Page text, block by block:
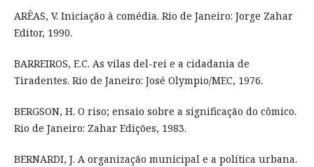
ARÊAS, V. Iniciação à comédia. Rio de Janeiro: Jorge Zahar
Editor, 1990.
BARREIROS, E.C. As vilas del-rei e a cidadania de
Tiradentes. Rio de Janeiro: José Olympio/MEC, 1976.
BERGSON, H. O riso; ensaio sobre a significação do cômico.
Rio de Janeiro: Zahar Edições, 1983.
BERNARDI, J. A organização municipal e a política urbana.